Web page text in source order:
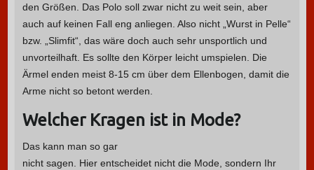
den Größen. Das Polo soll zwar nicht zu weit sein, aber
auch auf keinen Fall eng anliegen. Also nicht „Wurst in Pelle“
bzw. „Slimfit“, das wäre doch auch sehr unsportlich und
unvorteilhaft. Es sollte den Körper leicht umspielen. Die
Ärmel enden meist 8-15 cm über dem Ellenbogen, damit die
Arme nicht so betont werden.
Welcher Kragen ist in Mode?
Das kann man so gar
nicht sagen. Hier entscheidet nicht die Mode, sondern Ihr